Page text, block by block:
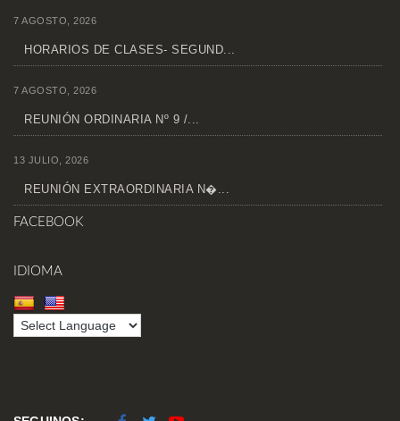
7 AGOSTO, 2026
HORARIOS DE CLASES- SEGUND...
7 AGOSTO, 2026
REUNIÓN ORDINARIA Nº 9 /...
13 JULIO, 2026
REUNIÓN EXTRAORDINARIA N�...
FACEBOOK
IDIOMA